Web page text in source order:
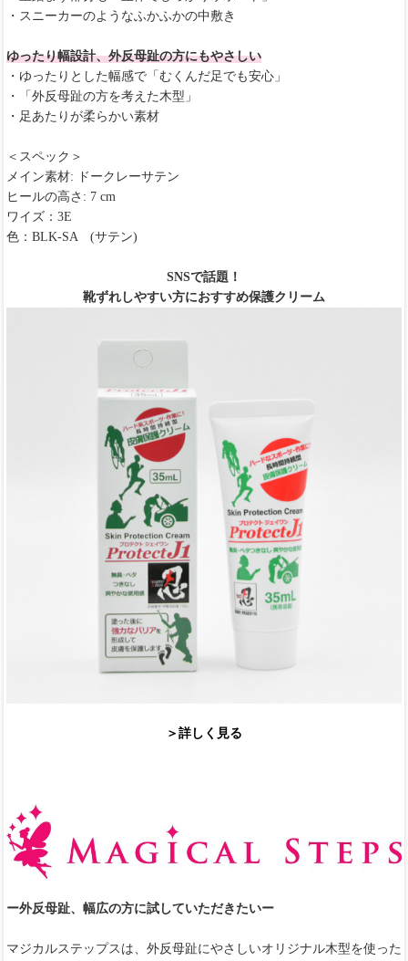
・スニーカーのようなふかふかの中敷き
ゆったり幅設計、外反母趾の方にもやさしい
・ゆったりとした幅感で「むくんだ足でも安心」
・「外反母趾の方を考えた木型」
・足あたりが柔らかい素材
＜スペック＞
メイン素材: ドークレーサテン
ヒールの高さ: 7 cm
ワイズ：3E
色：BLK-SA (サテン)
SNSで話題！
靴ずれしやすい方におすすめ保護クリーム
＞詳しく見る
ー外反母趾、幅広の方に試していただきたいー
マジカルステップスは、外反母趾にやさしいオリジナル木型を使った